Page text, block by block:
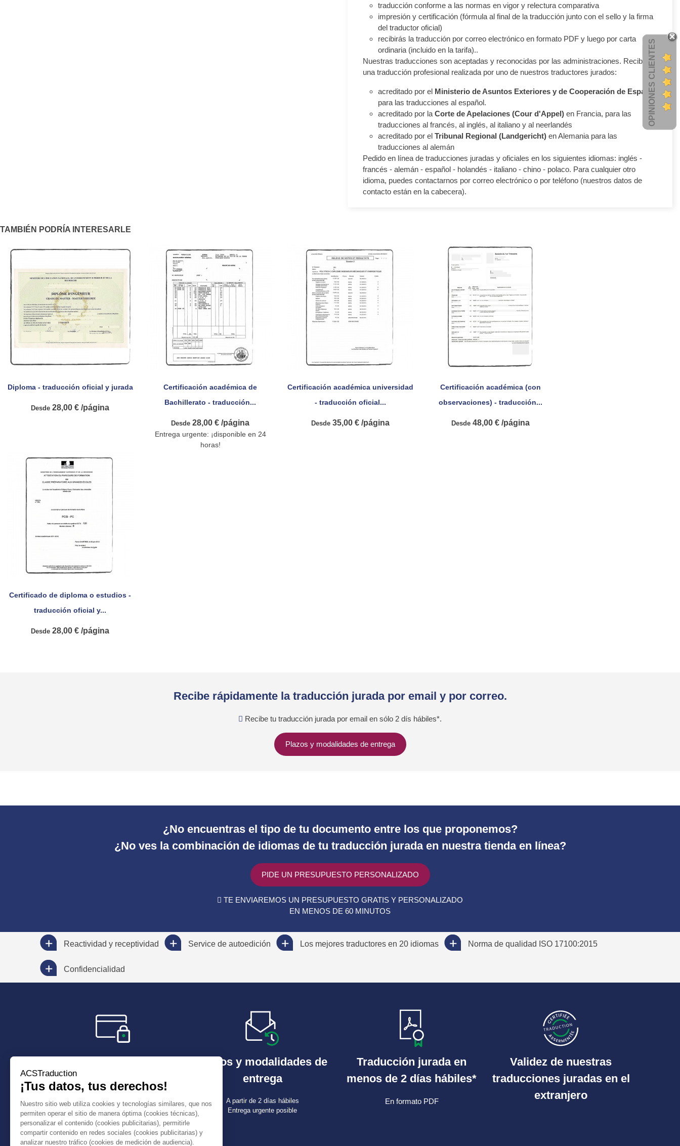
traducción conforme a las normas en vigor y relectura comparativa
impresión y certificación (fórmula al final de la traducción junto con el sello y la firma
del traductor oficial)
recibirás la traducción por correo electrónico en formato PDF y luego por carta
ordinaria (incluido en la tarifa)..
Nuestras traducciones son aceptadas y reconocidas por las administraciones. Recibirás
una traducción profesional realizada por uno de nuestros traductores jurados:
acreditado por el Ministerio de Asuntos Exteriores y de Cooperación de España
para las traducciones al español.
acreditado por la Corte de Apelaciones (Cour d'Appel) en Francia, para las
traducciones al francés, al inglés, al italiano y al neerlandés
acreditado por el Tribunal Regional (Landgericht) en Alemania para las
traducciones al alemán
Pedido en línea de traducciones juradas y oficiales en los siguientes idiomas: inglés -
francés - alemán - español - holandés - italiano - chino - polaco. Para cualquier otro
idioma, puedes contactarnos por correo electrónico o por teléfono (nuestros datos de
contacto están en la cabecera).
TAMBIÉN PODRÍA INTERESARLE
Diploma - traducción oficial y jurada
Desde 28,00 € /página
Certificación académica de
Bachillerato - traducción...
Desde 28,00 € /página
Entrega urgente: ¡disponible en 24
horas!
 Vista rápida
Certificación académica universidad
- traducción oficial...
Desde 35,00 € /página
 Vista rápida
Certificación académica (con
observaciones) - traducción...
Desde 48,00 € /página
 Vista rápida
Certificado de diploma o estudios -
traducción oficial y...
Desde 28,00 € /página
 Vista rápida
Recibe rápidamente la traducción jurada por email y por correo.
Recibe tu traducción jurada por email en sólo 2 dís hábiles*.
Plazos y modalidades de entrega
¿No encuentras el tipo de tu documento entre los que proponemos?
¿No ves la combinación de idiomas de tu traducción jurada en nuestra tienda en línea?
PIDE UN PRESUPUESTO PERSONALIZADO
TE ENVIAREMOS UN PRESUPUESTO GRATIS Y PERSONALIZADO
EN MENOS DE 60 MINUTOS
Reactividad y receptividad Service de autoedición Los mejores traductores en 20 idiomas Norma de qualidad ISO 17100:2015
Confidencialidad
Plazos y modalidades de
entrega
A partir de 2 días hábiles
Entrega urgente posible
Traducción jurada en
menos de 2 días hábiles*
En formato PDF
Validez de nuestras
traducciones juradas en el
extranjero
OPINIONES CLIENTES